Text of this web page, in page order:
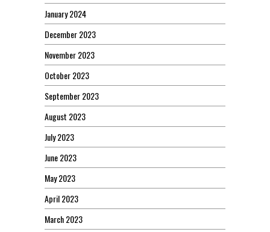
January 2024
December 2023
November 2023
October 2023
September 2023
August 2023
July 2023
June 2023
May 2023
April 2023
March 2023